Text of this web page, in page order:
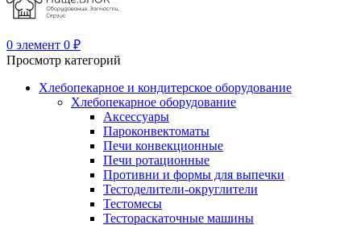
0 элемент 0 ₽
Просмотр категорий
Хлебопекарное и кондитерское оборудование
Хлебопекарное оборудование
Аксессуары
Пароконвектоматы
Печи конвекционные
Печи ротационные
Противни и формы для выпечки
Тестоделители-округлители
Тестомесы
Тестораскаточные машины